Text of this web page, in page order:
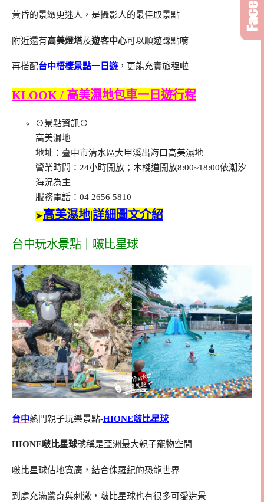
黃昏的景緻更迷人，是攝影人的最佳取景點
附近還有高美燈塔及遊客中心可以順遊踩點唷
再搭配台中梧棲景點一日遊 ，更能充實旅程啦
KLOOK / 高美濕地包車一日遊行程
⊙景點資訊⊙
高美濕地
地址：臺中市清水區大甲溪出海口高美濕地
營業時間：24小時開放；木棧道開放8:00~18:00依潮汐
海況為主
服務電話：04 2656 5810
➤高美濕地|詳細圖文介紹
台中玩水景點｜啵比星球
台中熱門親子玩樂景點-HIONE啵比星球
HIONE啵比星球號稱是亞洲最大親子寵物空間
啵比星球佔地寬廣，結合侏羅紀的恐龍世界
到處充滿驚奇與刺激，啵比星球也有很多可愛造景